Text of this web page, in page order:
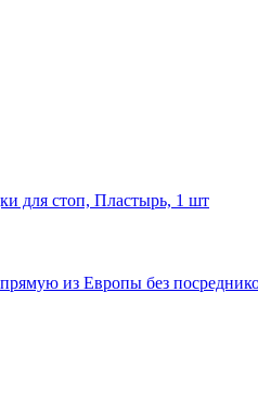
для стоп, Пластырь, 1 шт
из Европы без